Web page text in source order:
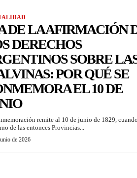
DE LA AFIRMACIÓN
DERECHOS
SOBRE
POR QUÉ SE
EL 10 DE
remite al 10 de junio de 1829,
de las entonces Provincias...
de 2026